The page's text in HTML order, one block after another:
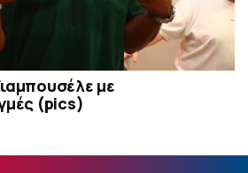
με
(pics)